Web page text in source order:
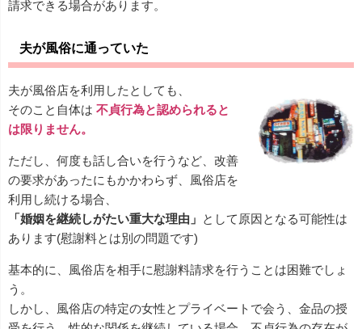
請求できる場合があります。
夫が風俗に通っていた
夫が風俗店を利用したとしても、
そのこと自体は 不貞行為と認められると
は限りません。
ただし、何度も話し合いを行うなど、改善
の要求があったにもかかわらず、風俗店を
利用し続ける場合、
「婚姻を継続しがたい重大な理由」 として原因となる可能性は
あります(慰謝料とは別の問題です)
基本的に、風俗店を相手に慰謝料請求を行うことは困難でしょ
う。
しかし、風俗店の特定の女性とプライベートで会う、金品の授